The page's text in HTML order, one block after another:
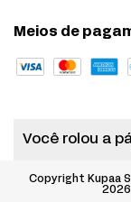
Meios de
Você rolou a
Copyright Kupaa